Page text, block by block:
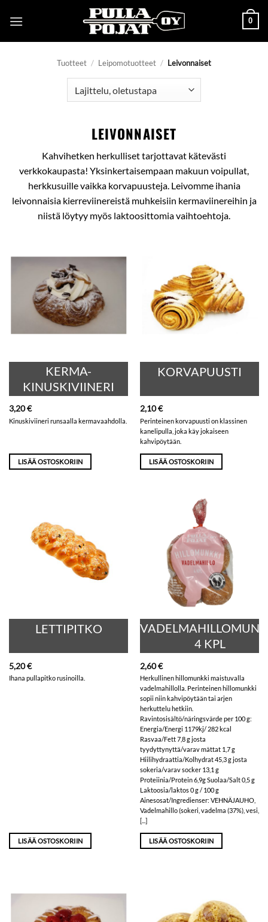
0
Tuotteet / Leipomotuotteet / Leivonnaiset
LEIVONNAISET
Kahvihetken herkulliset tarjottavat kätevästi
verkkokaupasta! Yksinkertaisempaan makuun voipullat,
herkkusuille vaikka korvapuusteja. Leivomme ihania
leivonnaisia kierreviinereistä muhkeisiin kermaviinereihin ja
niistä löytyy myös laktoosittomia vaihtoehtoja.
KERMA-
KINUSKIVIINERI
3,20€
Kinuskiviineri runsaalla kermavaahdolla.
LISÄÄ OSTOSKORIIN
KORVAPUUSTI
2,10€
Perinteinen korvapuusti on klassinen
kanelipulla, joka käy jokaiseen
kahvipöytään.
LISÄÄ OSTOSKORIIN
LETTIPITKO
5,20€
Ihana pullapitko rusinoilla.
LISÄÄ OSTOSKORIIN
4 KPL
2,60€
Herkullinen hillomunkki maistuvalla
vadelmahillolla. Perinteinen hillomunkki
sopii niin kahvipöytään tai arjen
herkuttelu hetkiin.
Ravintosisältö/näringsvärde per 100 g:
Energia/Energi 1179kj/ 282 kcal
Rasvaa/Fett 7,8 g josta
tyydyttynyttä/varav mättat 1,7 g
Hiilihydraattia/Kolhydrat 45,3 g josta
sokeria/varav socker 13,1 g
Proteiinia/Protein 6,9g Suolaa/Salt 0,5 g
Laktoosia/laktos 0 g / 100 g
Ainesosat/Ingredienser: VEHNÄJAUHO,
Vadelmahillo (sokeri, vadelma (37%), vesi,
[...]
LISÄÄ OSTOSKORIIN